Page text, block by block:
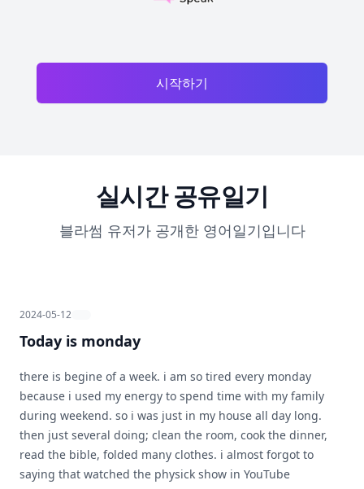
시작하기
실시간 공유일기
블라썸 유저가 공개한 영어일기입니다
2024-05-12
Today is monday
there is begine of a week. i am so tired every monday
because i used my energy to spend time with my family
during weekend. so i was just in my house all day long.
then just several doing; clean the room, cook the dinner,
read the bible, folded many clothes. i almost forgot to
saying that watched the physick show in YouTube